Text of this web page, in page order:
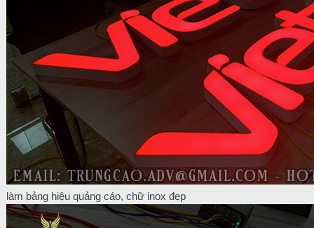
làm bảng hiệu quảng cáo, chữ inox đẹp